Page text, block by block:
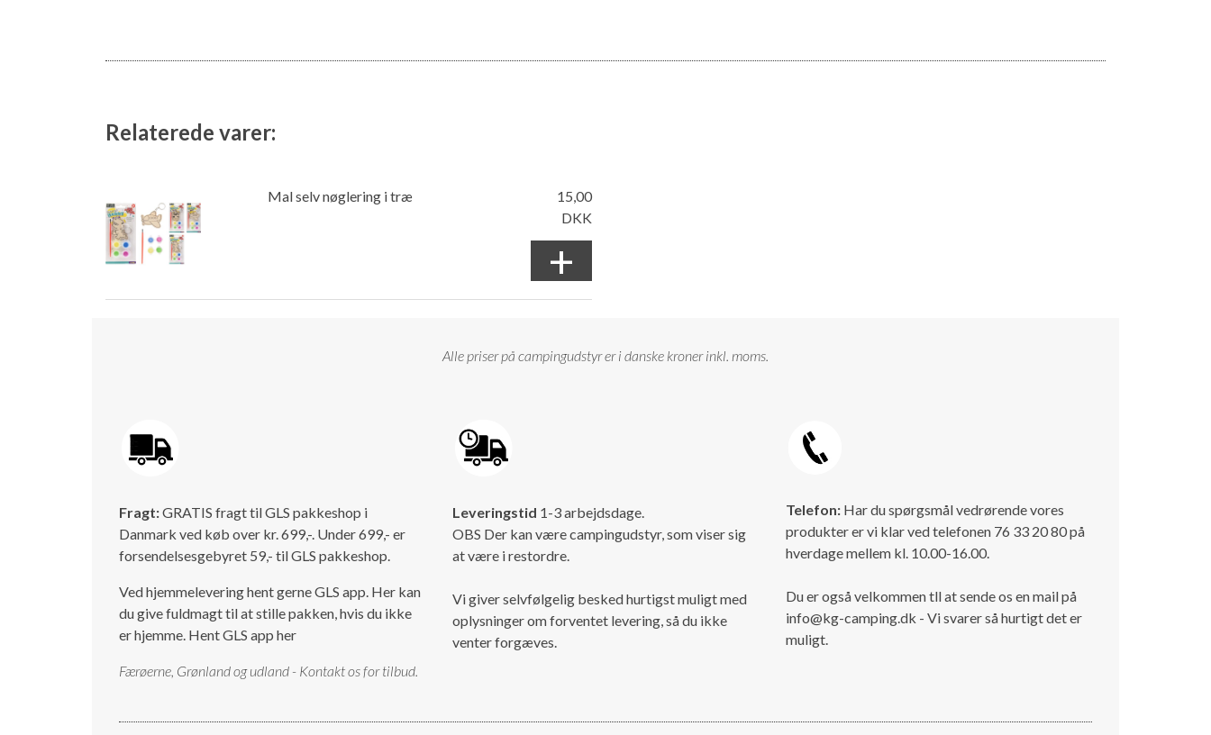
Relaterede varer:
Mal selv nøglering i træ
15,00
DKK
+
Alle priser på campingudstyr er i danske kroner inkl. moms.
Fragt:GRATIS fragt til GLS pakkeshop i
Danmark ved køb over kr. 699,-. Under 699,- er
forsendelsesgebyret 59,- til GLS pakkeshop.
Ved hjemmelevering hent gerne GLS app. Her kan
du give fuldmagt til at stille pakken, hvis du ikke
er hjemme. Hent GLS app her
Færøerne, Grønland og udland - Kontakt os for tilbud.
Leveringstid 1-3 arbejdsdage.
OBS Der kan være campingudstyr, som viser sig
at være i restordre.
Vi giver selvfølgelig besked hurtigst muligt med
oplysninger om forventet levering, så du ikke
venter forgæves.
Telefon: Har du spørgsmål vedrørende vores
produkter er vi klar ved telefonen 76 33 20 80 på
hverdage mellem kl. 10.00-16.00.
Du er også velkommen tll at sende os en mail på
info@kg-camping.dk - Vi svarer så hurtigt det er
muligt.